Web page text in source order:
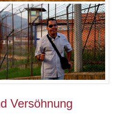
Versöhnung